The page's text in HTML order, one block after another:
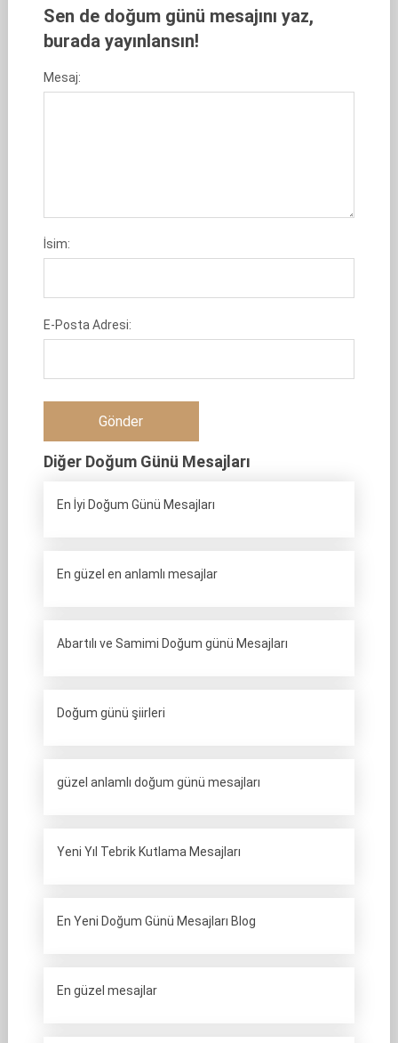
Sen de doğum günü mesajını yaz,
burada yayınlansın!
Mesaj:
İsim:
E-Posta Adresi:
Diğer Doğum Günü Mesajları
En İyi Doğum Günü Mesajları
En güzel en anlamlı mesajlar
Abartılı ve Samimi Doğum günü Mesajları
Doğum günü şiirleri
güzel anlamlı doğum günü mesajları
Yeni Yıl Tebrik Kutlama Mesajları
En Yeni Doğum Günü Mesajları Blog
En güzel mesajlar